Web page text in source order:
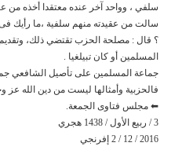
سلفي ، وواحد آخر عنده معتقدا أخذه من
سالت من عقيدته منهم سلفية ،ما رأيك فى
؟ قال : مصلحة الحزب تقتضي ذلك،
المسلمين أو كان تبيلغيا .
جماعة المسلمين على تأصيل الشافعي
فالحزبية وأمثالها ليست من دين الله عز
⬅ مجلس فتاوى الجمعة.
3 / ربيع الأول / 1438 هجري
2016 / 12 / 2 إفرنجي